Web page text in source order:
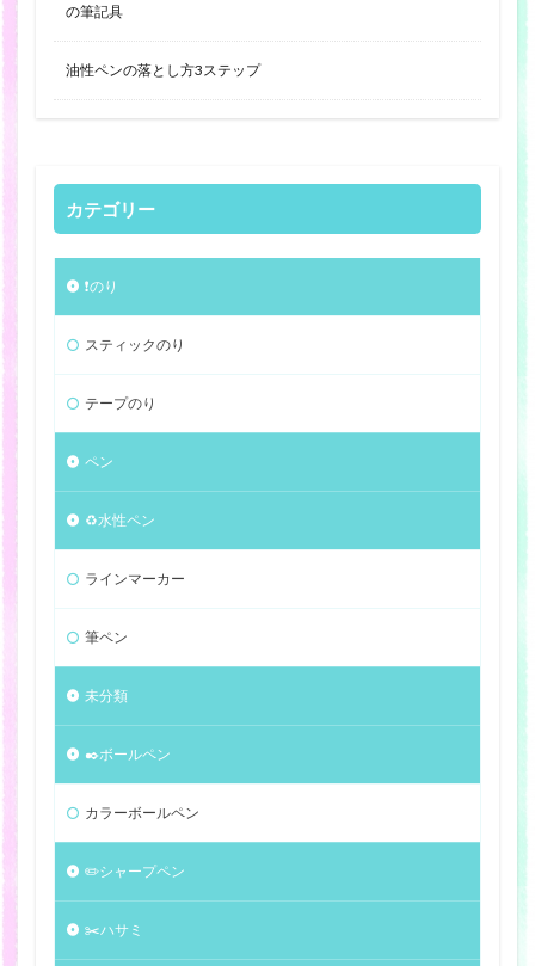
の筆記具
油性ペンの落とし方3ステップ
カテゴリー
❗️のり
スティックのり
テープのり
ペン
♻️水性ペン
ラインマーカー
筆ペン
未分類
✒️ボールペン
カラーボールペン
✏️シャープペン
✂️ハサミ